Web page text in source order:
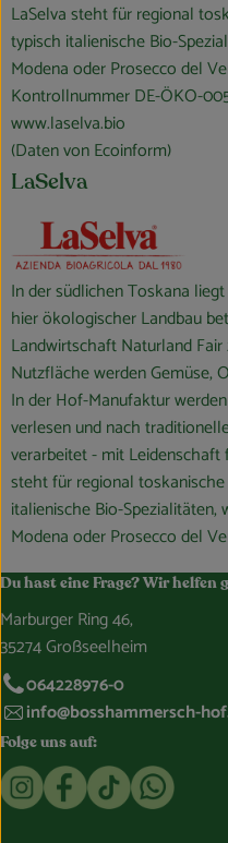
LaSelva steht für regional
typisch italienische Bio-
Modena oder Prosecco del
Kontrollnummer DE-ÖKO-
www.laselva.bio
(Daten von Ecoinform)
LaSelva
In der südlichen Toskana
hier ökologischer Landbau
Landwirtschaft Naturland
Nutzfläche werden Gemüse,
In der Hof-Manufaktur
verlesen und nach
verarbeitet - mit Leidenschaft
steht für regional
italienische Bio-Spezialitäten,
Modena oder Prosecco del
Du hast eine Frage? Wir helfen
Marburger Ring 46,
35274 Großseelheim
064228976-0
info@bosshammersch-
Folge uns auf:
Externer Link zu https://
Externer Link zu
Externer